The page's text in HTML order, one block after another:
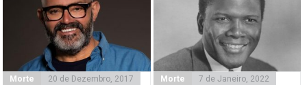
Morte 20 de Dezembro, 2017 Morte 7 de Janeiro, 2022